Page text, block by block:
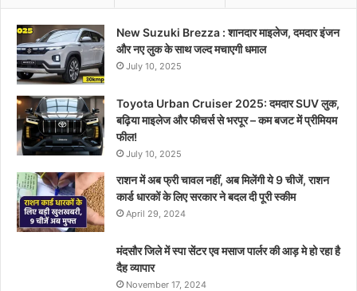
New Suzuki Brezza : शानदार माइलेज, दमदार इंजन
और नए लुक के साथ जल्द मचाएगी धमाल
July 10, 2025
Toyota Urban Cruiser 2025: दमदार SUV लुक,
बढ़िया माइलेज और फीचर्स से भरपूर – कम बजट में प्रीमियम
फील!
July 10, 2025
राशन में अब फ्री चावल नहीं, अब मिलेंगी ये 9 चीजें, राशन
कार्ड धारकों के लिए सरकार ने बदल दी पूरी स्कीम
April 29, 2024
मंदसौर जिले में स्पा सेंटर एव मसाज पार्लर की आड़ मे हो रहा है
दैह व्यापार
November 17, 2024